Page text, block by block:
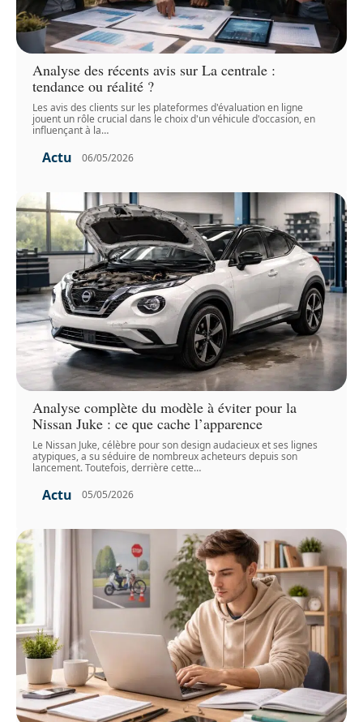
Analyse des récents avis sur La centrale :
tendance ou réalité ?
Les avis des clients sur les plateformes d'évaluation en ligne
jouent un rôle crucial dans le choix d'un véhicule d'occasion, en
influençant à la…
Actu 06/05/2026
Analyse complète du modèle à éviter pour la
Nissan Juke : ce que cache l’apparence
Le Nissan Juke, célèbre pour son design audacieux et ses lignes
atypiques, a su séduire de nombreux acheteurs depuis son
lancement. Toutefois, derrière cette…
Actu 05/05/2026